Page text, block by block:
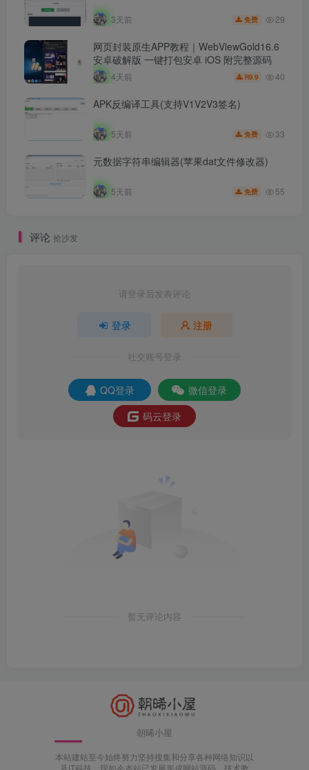
3天前 免费 29
网页封装原生APP教程｜WebViewGold16.6
安卓破解版 一键打包安卓 iOS 附完整源码
4天前 R9.9 40
APK反编译工具(支持V1V2V3签名)
5天前 免费 33
元数据字符串编辑器(苹果dat文件修改器)
5天前 免费 55
评论 抢沙发
请登录后发表评论
登录 注册
社交账号登录
QQ登录
微信登录
码云登录
暂无评论内容
朝晞小屋
本站建站至今始终努力坚持搜集和分享各种网络知识以